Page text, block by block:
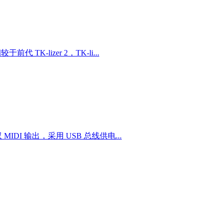
于前代 TK-lizer 2，TK-li...
MIDI 输出，采用 USB 总线供电...